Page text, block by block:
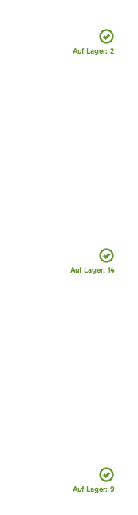
Auf Lager: 2
Auf Lager: 14
Auf Lager: 9